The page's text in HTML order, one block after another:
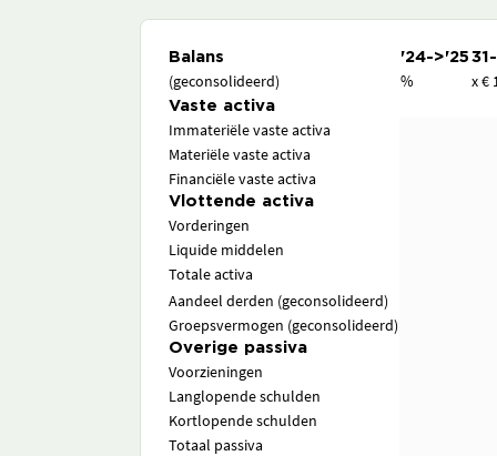
Balans '24->'25
(geconsolideerd) % x €
Vaste activa
Immateriële vaste activa
Materiële vaste activa
Financiële vaste activa
Vlottende activa
Vorderingen
Liquide middelen
Totale activa
Aandeel derden (geconsolideerd)
Groepsvermogen (geconsolideerd)
Overige passiva
Voorzieningen
Langlopende schulden
Kortlopende schulden
Totaal passiva